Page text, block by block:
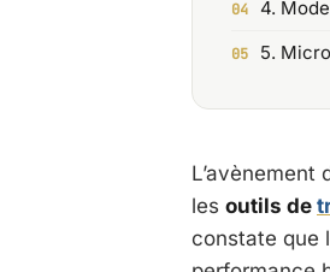
4.
5.
les outils de
constate que